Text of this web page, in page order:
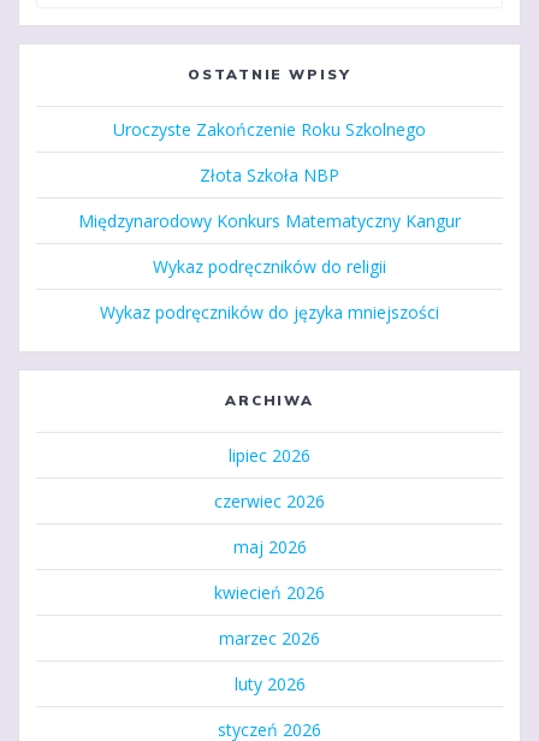
OSTATNIE WPISY
Uroczyste Zakończenie Roku Szkolnego
Złota Szkoła NBP
Międzynarodowy Konkurs Matematyczny Kangur
Wykaz podręczników do religii
Wykaz podręczników do języka mniejszości
ARCHIWA
lipiec 2026
czerwiec 2026
maj 2026
kwiecień 2026
marzec 2026
luty 2026
styczeń 2026